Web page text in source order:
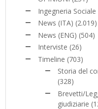
Ingegneria Sociale
News (ITA) (2.019)
News (ENG) (504)
Interviste (26)
Timeline (703)
Storia del
(328)
Brevetti/
giudiziarie